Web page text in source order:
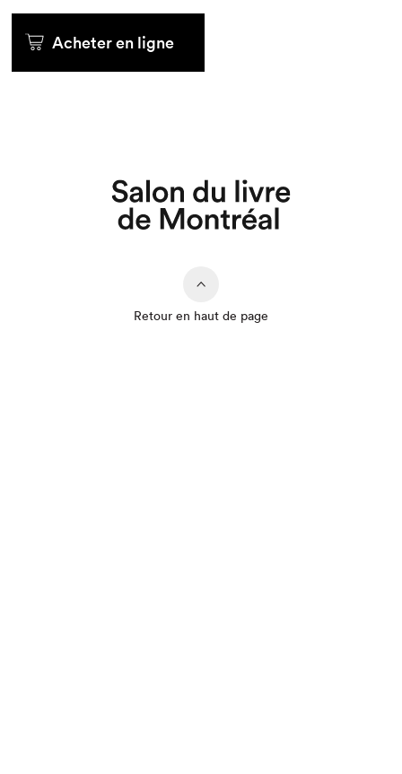
Acheter en ligne
Retour en haut de page